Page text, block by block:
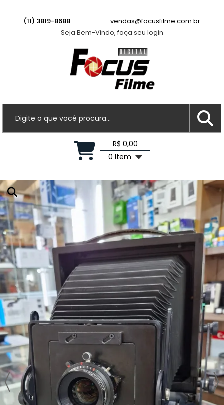
(11) 3819-8688
vendas@focusfilme.com.br
Seja Bem-Vindo, faça seu login
R$ 0,00
0 Item
Há algumas horas